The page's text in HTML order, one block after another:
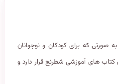
به صورتی که برای کودکان و نوجوانان
های آموزشی شطرنج قرار دارد و